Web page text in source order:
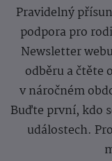
Pravidelný
podpora pro
Newsletter
odběru a čtěte
v náročném
Buďte první, kdo
událostech.